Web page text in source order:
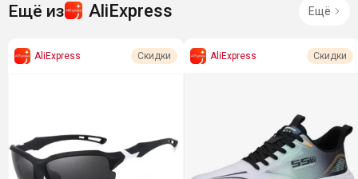
Ещё из AliExpress Ещё
AliExpress Скидки AliExpress Скидки